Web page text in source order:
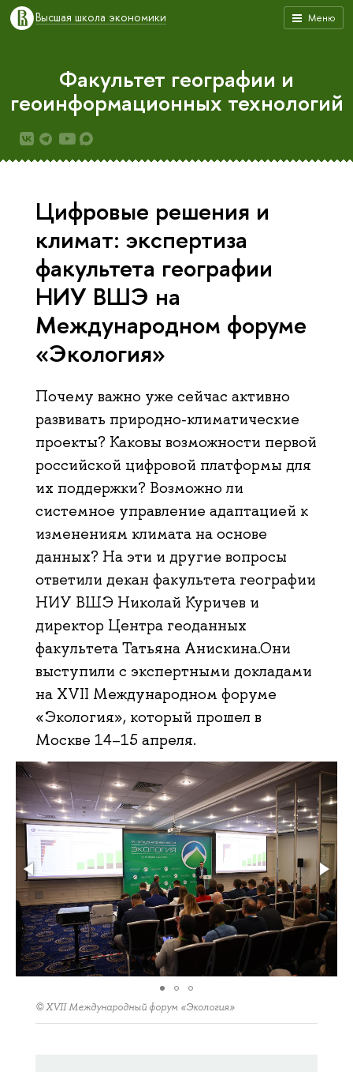
Меню
Высшая школа экономики
Факультет географии и
геоинформационных технологий
Цифровые решения и
климат: экспертиза
факультета географии
НИУ ВШЭ на
Международном форуме
«Экология»
Почему важно уже сейчас активно
развивать природно-климатические
проекты? Каковы возможности первой
российской цифровой платформы для
их поддержки? Возможно ли
системное управление адаптацией к
изменениям климата на основе
данных? На эти и другие вопросы
ответили декан факультета географии
НИУ ВШЭ Николай Куричев и
директор Центра геоданных
факультета Татьяна Анискина.Они
выступили с экспертными докладами
на XVII Международном форуме
«Экология», который прошел в
Москве 14–15 апреля.
© XVII Международный форум «Экология»